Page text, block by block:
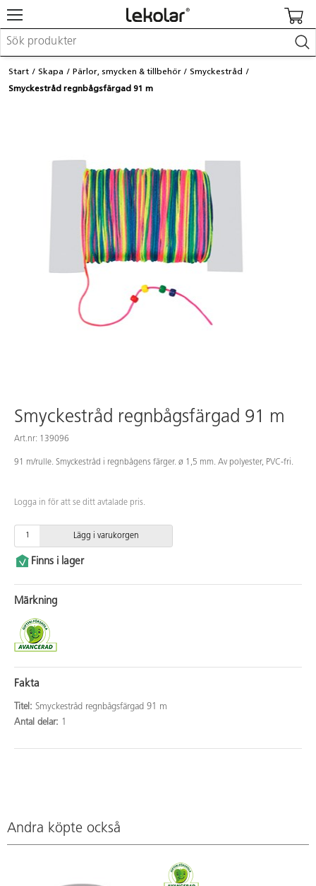
Möbler & inredning
Lekplatsutrustning & utemiljö
Logga in / Registrera dig
Kontakta Lekolar
Start Skapa Pärlor, smycken & tillbehör
Smyckestråd
Smyckestråd regnbågsfärgad 91 m
Smyckestråd regnbågsfärgad 91 m
Art.nr: 139096
91 m/rulle. Smyckestråd i regnbågens färger. ø 1,5 mm. Av polyester, PVC-fri.
Logga in för att se ditt avtalade pris.
Lägg i varukorgen
Finns i lager
Märkning
Fakta
Titel: Smyckestråd regnbågsfärgad 91 m
Antal delar: 1
Andra köpte också